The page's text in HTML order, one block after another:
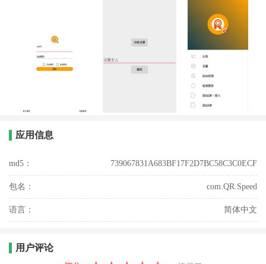
应用信息
md5： 739067831A683BF17F2D7BC58C3C0ECF
包名： com.QR.Speed
语言： 简体中文
用户评论